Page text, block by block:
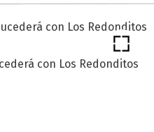
con Los Redonditos